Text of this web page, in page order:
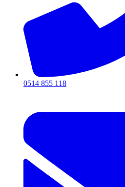
0514 855 118